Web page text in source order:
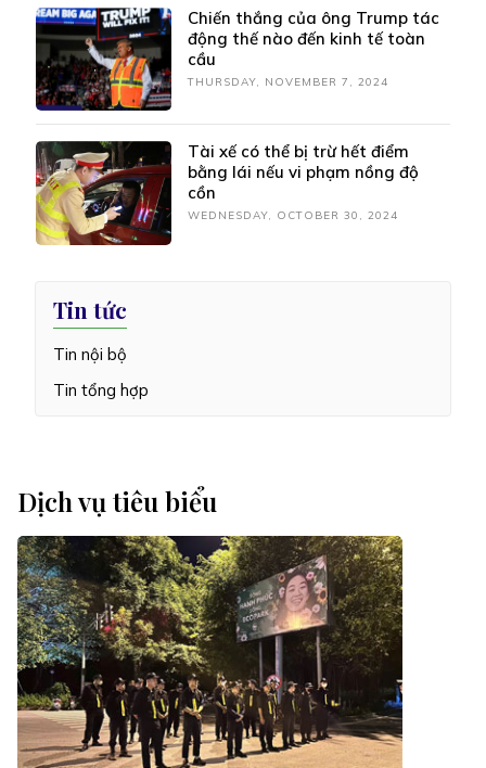
Chiến thắng của ông Trump tác
động thế nào đến kinh tế toàn
cầu
THURSDAY, NOVEMBER 7, 2024
Tài xế có thể bị trừ hết điểm
bằng lái nếu vi phạm nồng độ
cồn
WEDNESDAY, OCTOBER 30, 2024
Tin tức
Tin nội bộ
Tin tổng hợp
Dịch vụ tiêu biểu